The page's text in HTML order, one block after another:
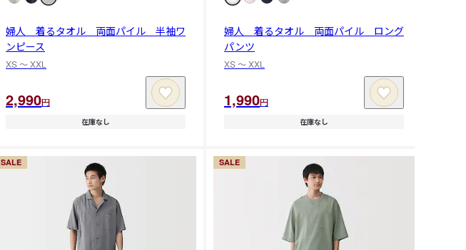
婦人 着るタオル 両面パイル 半袖ワ
ンピース
XS 〜 XXL
2,990円
在庫なし
婦人 着るタオル 両面パイル ロング
パンツ
XS 〜 XXL
1,990円
在庫なし
SALE SALE